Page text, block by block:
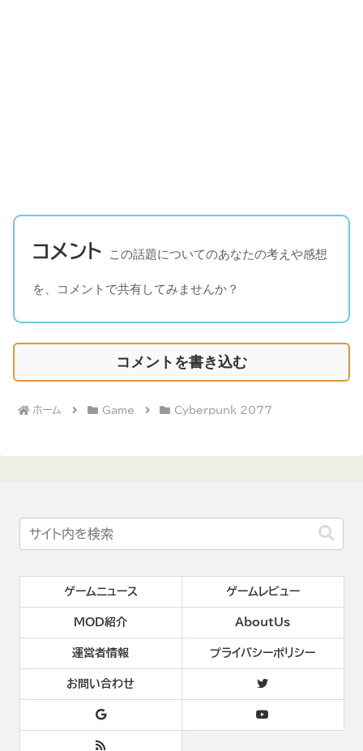
コメント この話題についてのあなたの考えや感想
を、コメントで共有してみませんか？
コメントを書き込む
ホーム Game Cyberpunk 2077
ゲームニュース ゲームレビュー
MOD紹介 AboutUs
運営者情報 プライバシーポリシー
お問い合わせ